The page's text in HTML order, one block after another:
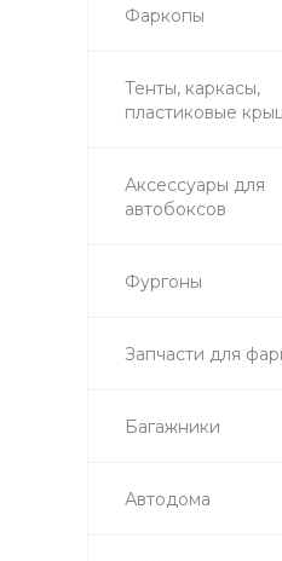
Фаркопы
Тенты, каркасы,
пластиковые
Аксессуары для
автобоксов
Фургоны
Запчасти для
Багажники
Автодома